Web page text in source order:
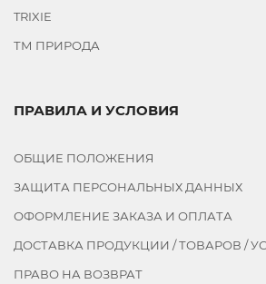
TRIXIE
ТМ ПРИРОДА
ПРАВИЛА И УСЛОВИЯ
ОБЩИЕ ПОЛОЖЕНИЯ
ЗАЩИТА ПЕРСОНАЛЬНЫХ ДАННЫХ
ОФОРМЛЕНИЕ ЗАКАЗА И ОПЛАТА
ДОСТАВКА ПРОДУКЦИИ / ТОВАРОВ /
ПРАВО НА ВОЗВРАТ